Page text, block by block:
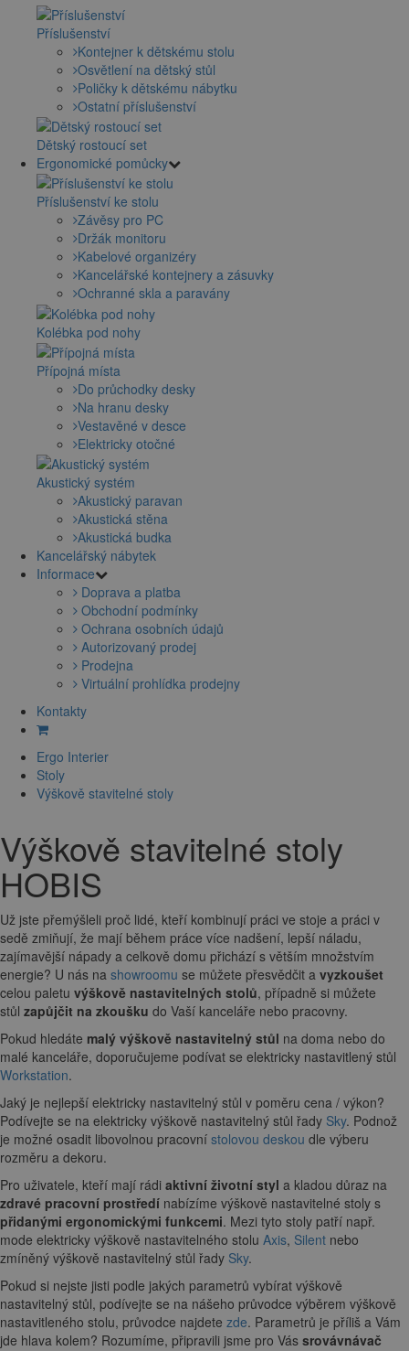
Příslušenství
Kontejner k dětskému stolu
Osvětlení na dětský stůl
Poličky k dětskému nábytku
Ostatní příslušenství
Dětský rostoucí set
Ergonomické pomůcky
Příslušenství ke stolu
Závěsy pro PC
Držák monitoru
Kabelové organizéry
Kancelářské kontejnery a zásuvky
Ochranné skla a paravány
Kolébka pod nohy
Přípojná místa
Do průchodky desky
Na hranu desky
Vestavěné v desce
Elektricky otočné
Akustický systém
Akustický paravan
Akustická stěna
Akustická budka
Kancelářský nábytek
Informace
Doprava a platba
Obchodní podmínky
Ochrana osobních údajů
Autorizovaný prodej
Prodejna
Virtuální prohlídka prodejny
Kontakty
Ergo Interier
Stoly
Výškově stavitelné stoly
Výškově stavitelné stoly
HOBIS
Už jste přemýšleli proč lidé, kteří kombinují práci ve stoje a práci v
sedě zmiňují, že mají během práce více nadšení, lepší náladu,
zajímavější nápady a celkově domu přichází s větším množstvím
energie? U nás na showroomu se můžete přesvědčit a vyzkoušet
celou paletu výškově nastavitelných stolů, případně si můžete
stůl zapůjčit na zkoušku do Vaší kanceláře nebo pracovny.
Pokud hledáte malý výškově nastavitelný stůl na doma nebo do
malé kanceláře, doporučujeme podívat se elektricky nastavitlený stůl
Workstation.
Jaký je nejlepší elektricky nastavitelný stůl v poměru cena / výkon?
Podívejte se na elektricky výškově nastavitelný stůl řady Sky. Podnož
je možné osadit libovolnou pracovní stolovou deskou dle výberu
rozměru a dekoru.
Pro uživatele, kteří mají rádi aktivní životní styl a kladou důraz na
zdravé pracovní prostředí nabízíme výškově nastavitelné stoly s
přidanými ergonomickými funkcemi. Mezi tyto stoly patří např.
mode elektricky výškově nastavitelného stolu Axis, Silent nebo
zmíněný výškově nastavitelný stůl řady Sky.
Pokud si nejste jisti podle jakých parametrů vybírat výškově
nastavitelný stůl, podívejte se na nášeho průvodce výběrem výškově
nastavitleného stolu, průvodce najdete zde. Parametrů je příliš a Vám
jde hlava kolem? Rozumíme, připravili jsme pro Vás srovávnávač